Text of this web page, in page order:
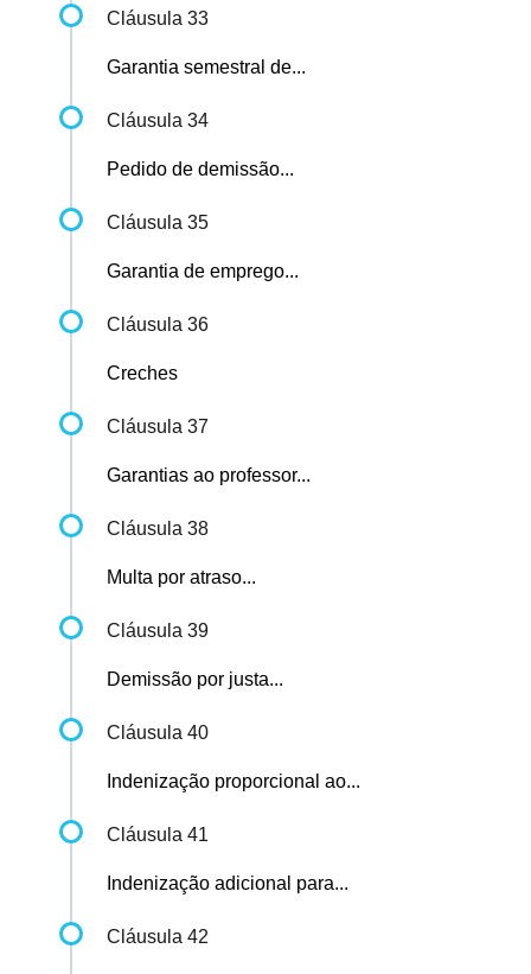
Cláusula 33
Garantia semestral de...
Cláusula 34
Pedido de demissão...
Cláusula 35
Garantia de emprego...
Cláusula 36
Creches
Cláusula 37
Garantias ao professor...
Cláusula 38
Multa por atraso...
Cláusula 39
Demissão por justa...
Cláusula 40
Indenização proporcional ao...
Cláusula 41
Indenização adicional para...
Cláusula 42